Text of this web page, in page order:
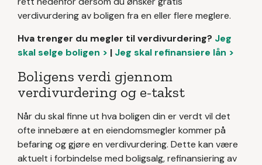
verdivurdering av boligen fra en eller flere meglere.
Hva trenger du megler til verdivurdering? Jeg
skal selge boligen > | Jeg skal refinansiere lån >
Boligens verdi gjennom
verdivurdering og e-takst
Når du skal finne ut hva boligen din er verdt vil det
ofte innebære at en eiendomsmegler kommer på
befaring og gjøre en verdivurdering. Dette kan være
aktuelt i forbindelse med boligsalg, refinansiering av